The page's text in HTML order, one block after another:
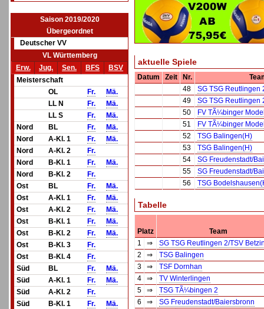
Saison 2019/2020
Übergeordnet
Deutscher VV
VL Württemberg
Erw.
Jug. Sen. BFS
BSV
Meisterschaft
OL
Fr.
Mä.
LL N
Fr.
Mä.
LL S
Fr.
Mä.
Nord
BL Fr.
Mä.
Nord
A-Kl. 1 Fr.
Mä.
Nord
A-Kl. 2
Fr.
Nord
B-Kl. 1 Fr.
Mä.
Nord
B-Kl. 2
Fr.
Ost
BL Fr.
Mä.
Ost
A-Kl. 1 Fr.
Mä.
Ost
A-Kl. 2 Fr.
Mä.
Ost
B-Kl. 1 Fr.
Mä.
Ost
B-Kl. 2 Fr.
Mä.
Ost
B-Kl. 3
Fr.
Ost
B-Kl. 4
Fr.
Süd
BL Fr.
Mä.
Süd
A-Kl. 1 Fr.
Mä.
Süd
A-Kl. 2
Fr.
Süd
B-Kl. 1 Fr.
Mä.
aktuelle Spiele
Datum Zeit Nr.
48
SG TSG Reutlingen
49
SG TSG Reutlingen
50
FV TÃ¼binger
51
FV TÃ¼binger
52
TSG Balingen(H)
53
TSG Balingen(H)
54
SG Freudenstadt/
55
SG Freudenstadt/
56
TSG
Tabelle
Platz
Team
1
⇒
SG TSG Reutlingen 2/TSV
2
⇒
TSG Balingen
3
⇒
TSF Dornhan
4
⇒
TV Winterlingen
5
⇒
TSG TÃ¼bingen 2
6
⇒
SG Freudenstadt/Baiersbronn